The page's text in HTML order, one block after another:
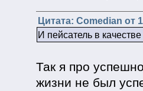
Цитата: Comedian от
И пейсатель в
Так я про
жизни не был